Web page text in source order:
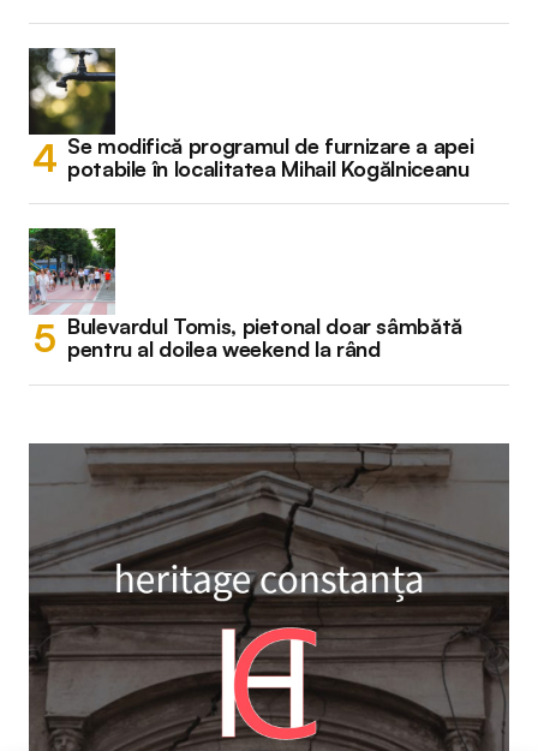
Se modifică programul de furnizare a apei
potabile în localitatea Mihail Kogălniceanu
Bulevardul Tomis, pietonal doar sâmbătă
pentru al doilea weekend la rând